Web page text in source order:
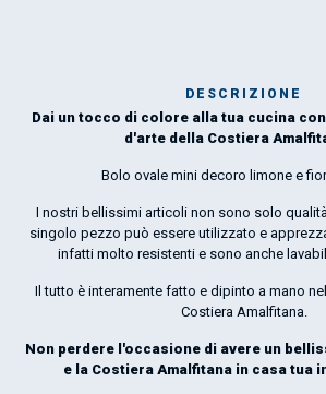
DESCRIZIONE
Dai un tocco di colore alla tua cucina
d'arte della Costiera
Bolo ovale mini decoro limone e
I nostri bellissimi articoli non sono solo
singolo pezzo può essere utilizzato e
infatti molto resistenti e sono anche
Il tutto è interamente fatto e dipinto a mano
Costiera Amalfitana.
Non perdere l'occasione di avere un
e la Costiera Amalfitana in casa tua